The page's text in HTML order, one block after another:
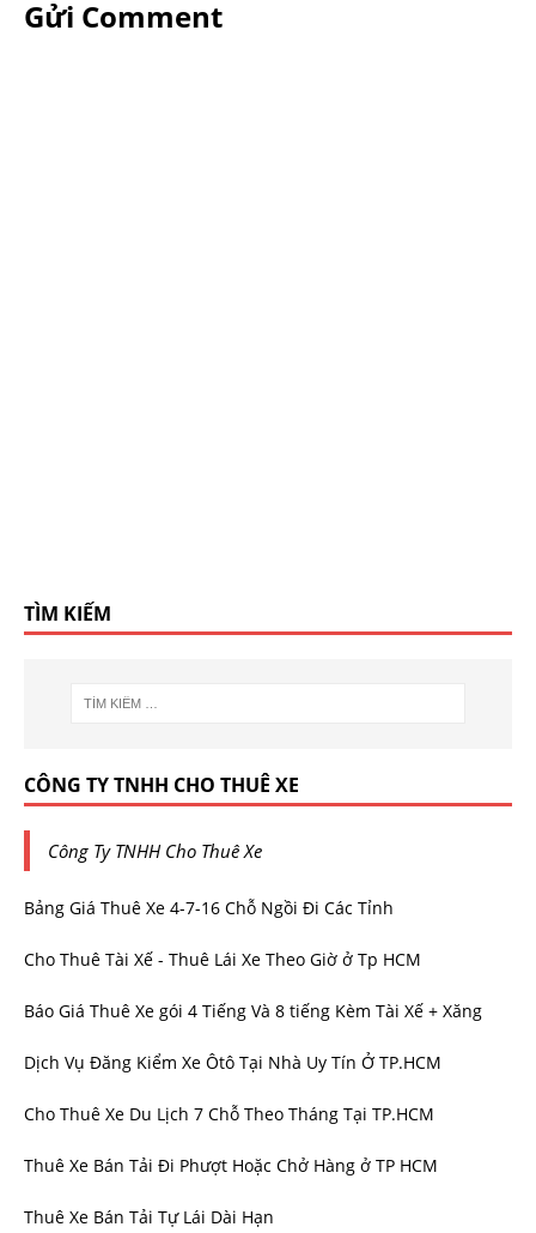
Gửi Comment
TÌM KIẾM
CÔNG TY TNHH CHO THUÊ XE
Công Ty TNHH Cho Thuê Xe
Bảng Giá Thuê Xe 4-7-16 Chỗ Ngồi Đi Các Tỉnh
Cho Thuê Tài Xế - Thuê Lái Xe Theo Giờ ở Tp HCM
Báo Giá Thuê Xe gói 4 Tiếng Và 8 tiếng Kèm Tài Xế + Xăng
Dịch Vụ Đăng Kiểm Xe Ôtô Tại Nhà Uy Tín Ở TP.HCM
Cho Thuê Xe Du Lịch 7 Chỗ Theo Tháng Tại TP.HCM
Thuê Xe Bán Tải Đi Phượt Hoặc Chở Hàng ở TP HCM
Thuê Xe Bán Tải Tự Lái Dài Hạn